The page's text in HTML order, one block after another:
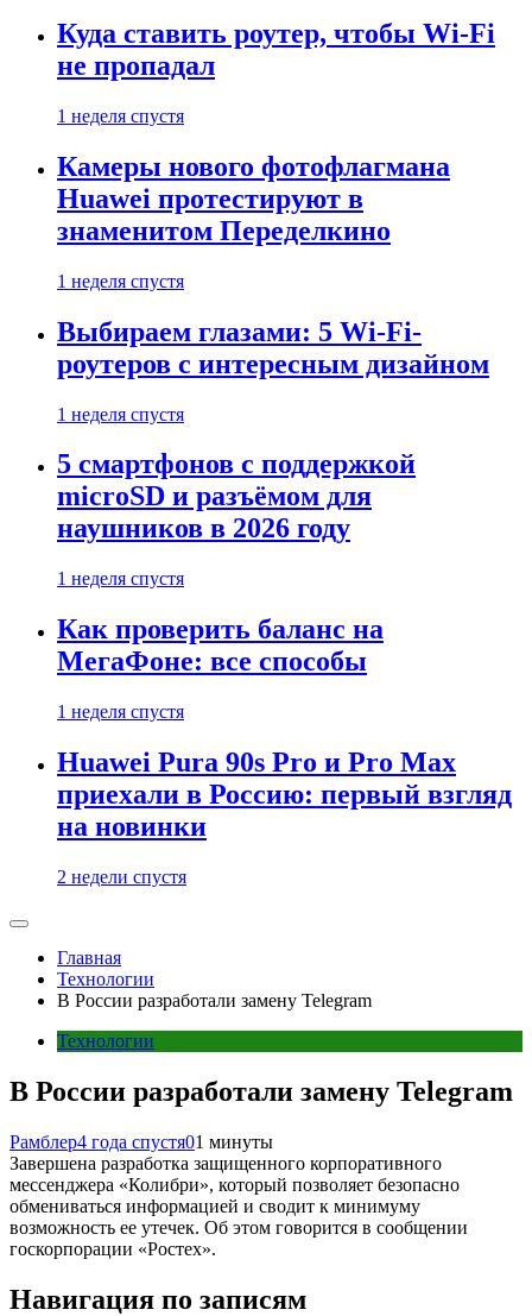
Куда ставить роутер, чтобы Wi-Fi
не пропадал
1 неделя спустя
Камеры нового фотофлагмана
Huawei протестируют в
знаменитом Переделкино
1 неделя спустя
Выбираем глазами: 5 Wi-Fi-
роутеров с интересным дизайном
1 неделя спустя
5 смартфонов с поддержкой
microSD и разъёмом для
наушников в 2026 году
1 неделя спустя
Как проверить баланс на
МегаФоне: все способы
1 неделя спустя
Huawei Pura 90s Pro и Pro Max
приехали в Россию: первый взгляд
на новинки
2 недели спустя
Главная
Технологии
В России разработали замену Telegram
Технологии
В России разработали замену Telegram
Рамблер4 года спустя01 минуты
Завершена разработка защищенного корпоративного
мессенджера «Колибри», который позволяет безопасно
обмениваться информацией и сводит к минимуму
возможность ее утечек. Об этом говорится в сообщении
госкорпорации «Ростех».
Навигация по записям